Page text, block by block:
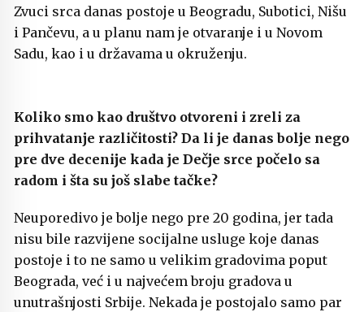
Zvuci srca danas postoje u Beogradu, Subotici, Nišu
i Pančevu, a u planu nam je otvaranje i u Novom
Sadu, kao i u državama u okruženju.
Koliko smo kao društvo otvoreni i zreli za
prihvatanje različitosti? Da li je danas bolje nego
pre dve decenije kada je Dečje srce počelo sa
radom i šta su još slabe tačke?
Neuporedivo je bolje nego pre 20 godina, jer tada
nisu bile razvijene socijalne usluge koje danas
postoje i to ne samo u velikim gradovima poput
Beograda, već i u najvećem broju gradova u
unutrašnjosti Srbije. Nekada je postojalo samo par